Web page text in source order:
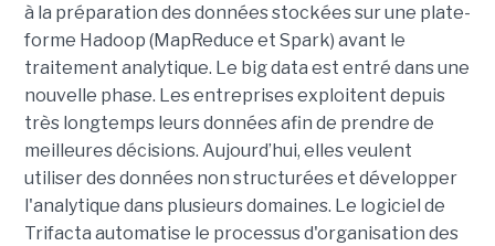
à la préparation des données stockées sur une plate-
forme Hadoop (MapReduce et Spark) avant le
traitement analytique. Le big data est entré dans une
nouvelle phase. Les entreprises exploitent depuis
très longtemps leurs données afin de prendre de
meilleures décisions. Aujourd’hui, elles veulent
utiliser des données non structurées et développer
l'analytique dans plusieurs domaines. Le logiciel de
Trifacta automatise le processus d'organisation des